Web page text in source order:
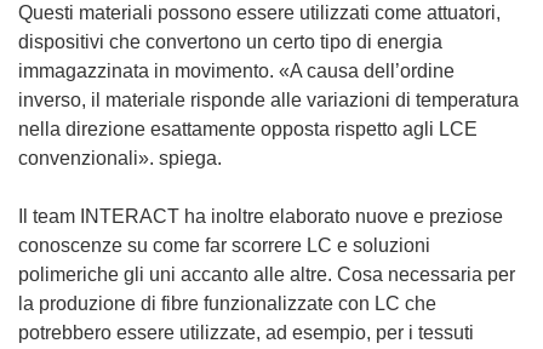
s
t
r
a
)
Questi materiali possono essere utilizzati come attuatori,
dispositivi che convertono un certo tipo di energia
immagazzinata in movimento. «A causa dell’ordine
inverso, il materiale risponde alle variazioni di temperatura
nella direzione esattamente opposta rispetto agli LCE
convenzionali». spiega.
Il team INTERACT ha inoltre elaborato nuove e preziose
conoscenze su come far scorrere LC e soluzioni
polimeriche gli uni accanto alle altre. Cosa necessaria per
la produzione di fibre funzionalizzate con LC che
potrebbero essere utilizzate, ad esempio, per i tessuti